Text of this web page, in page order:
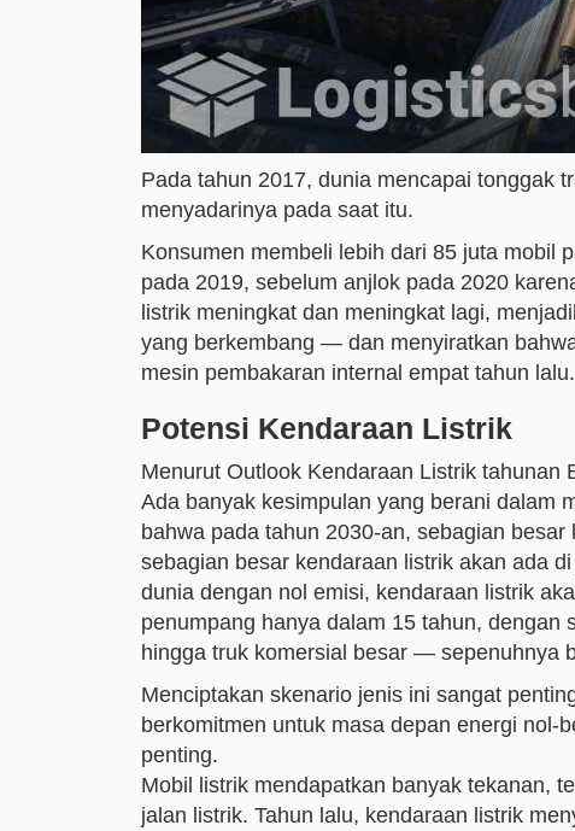
Pada tahun 2017, dunia mencapai tonggak
menyadarinya pada saat itu.
Konsumen membeli lebih dari 85 juta mobil
pada 2019, sebelum anjlok pada 2020
listrik meningkat dan meningkat lagi,
yang berkembang — dan menyiratkan
mesin pembakaran internal empat tahun lalu.
Potensi Kendaraan Listrik
Menurut Outlook Kendaraan Listrik tahunan
Ada banyak kesimpulan yang berani dalam
bahwa pada tahun 2030-an, sebagian
sebagian besar kendaraan listrik akan ada
dunia dengan nol emisi, kendaraan listrik
penumpang hanya dalam 15 tahun,
hingga truk komersial besar — ​​sepenuhnya
Menciptakan skenario jenis ini sangat
berkomitmen untuk masa depan energi nol-
penting.
Mobil listrik mendapatkan banyak tekanan,
jalan listrik. Tahun lalu, kendaraan listrik